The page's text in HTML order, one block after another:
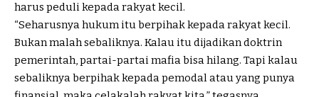
harus peduli kepada rakyat kecil.
“Seharusnya hukum itu berpihak kepada rakyat kecil.
Bukan malah sebaliknya. Kalau itu dijadikan doktrin
pemerintah, partai-partai mafia bisa hilang. Tapi kalau
sebaliknya berpihak kepada pemodal atau yang punya